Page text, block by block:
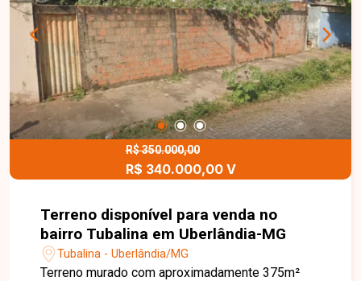
R$ 350.000,00
R$ 340.000,00 V
Terreno disponível para venda no
bairro Tubalina em Uberlândia-MG
Tubalina - Uberlândia/MG
Terreno murado com aproximadamente 375m²